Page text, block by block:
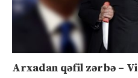
Arxadan qəfil zərbə –